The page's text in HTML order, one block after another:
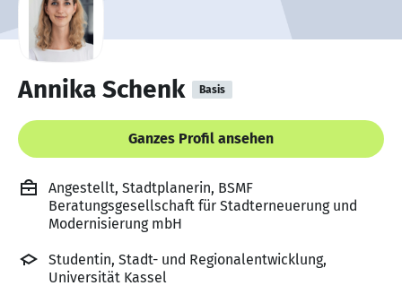
Annika Schenk Basis
Ganzes Profil ansehen
Angestellt, Stadtplanerin, BSMF
Beratungsgesellschaft für Stadterneuerung und
Modernisierung mbH
Studentin, Stadt- und Regionalentwicklung,
Universität Kassel